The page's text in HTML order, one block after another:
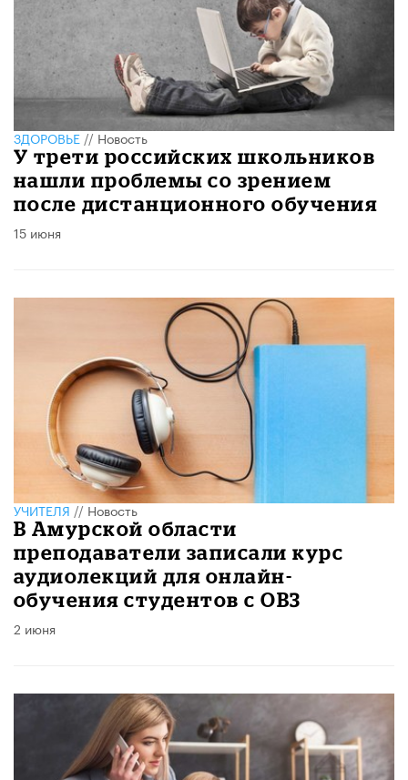
ЗДОРОВЬЕ//Новость
У трети российских школьников
нашли проблемы со зрением
после дистанционного обучения
15 июня
УЧИТЕЛЯ//Новость
В Амурской области
преподаватели записали курс
аудиолекций для онлайн-
обучения студентов с ОВЗ
2 июня